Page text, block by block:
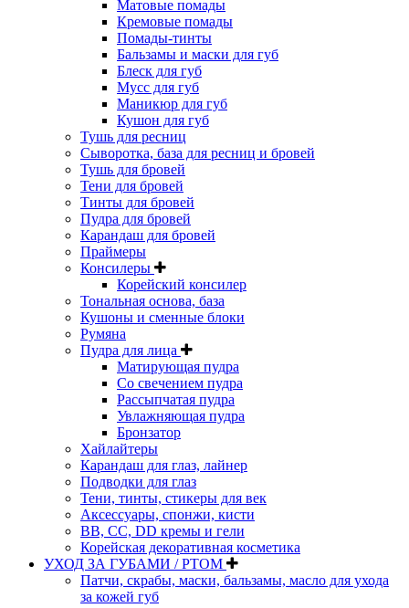
Матовые помады
Кремовые помады
Помады-тинты
Бальзамы и маски для губ
Блеск для губ
Мусс для губ
Маникюр для губ
Кушон для губ
Тушь для ресниц
Сыворотка, база для ресниц и бровей
Тушь для бровей
Тени для бровей
Тинты для бровей
Пудра для бровей
Карандаш для бровей
Праймеры
Консилеры
Корейский консилер
Тональная основа, база
Кушоны и сменные блоки
Румяна
Пудра для лица
Матирующая пудра
Со свечением пудра
Рассыпчатая пудра
Увлажняющая пудра
Бронзатор
Хайлайтеры
Карандаш для глаз, лайнер
Подводки для глаз
Тени, тинты, стикеры для век
Аксессуары, спонжи, кисти
BB, CC, DD кремы и гели
Корейская декоративная косметика
УХОД ЗА ГУБАМИ / РТОМ
Патчи, скрабы, маски, бальзамы, масло для ухода
за кожей губ